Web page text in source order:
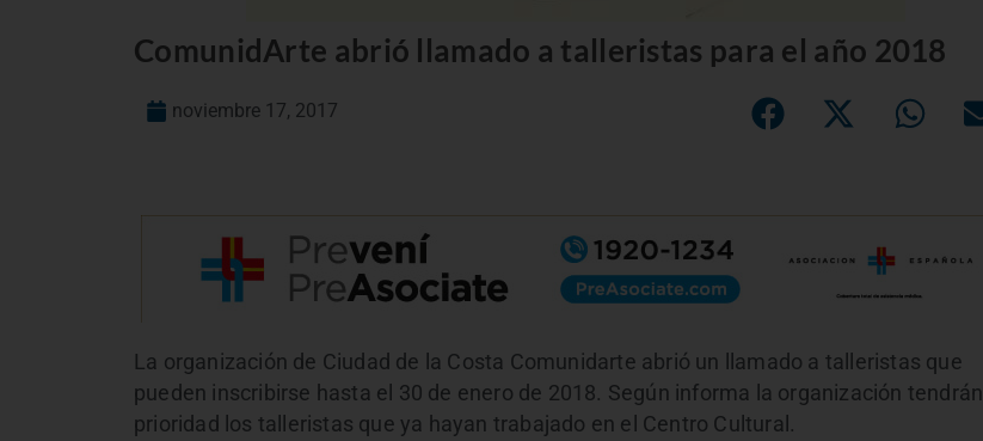
ComunidArte abrió llamado a talleristas para el año 2018
noviembre 17, 2017
La organización de Ciudad de la Costa Comunidarte abrió un llamado a talleristas que
pueden inscribirse hasta el 30 de enero de 2018. Según informa la organización tendrán
prioridad los talleristas que ya hayan trabajado en el Centro Cultural.